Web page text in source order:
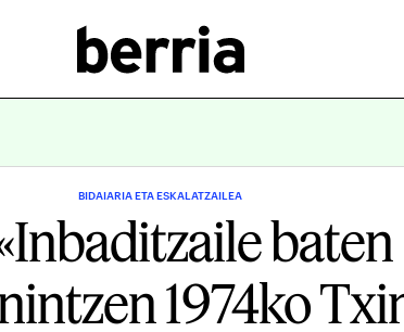
BIDAIARIA ETA ESKALATZAILEA
1974ko